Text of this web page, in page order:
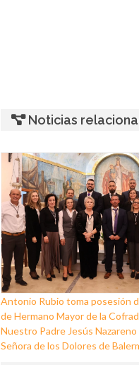
Noticias
Antonio Rubio toma posesión
de Hermano Mayor de la
Nuestro Padre Jesús
Señora de los Dolores de